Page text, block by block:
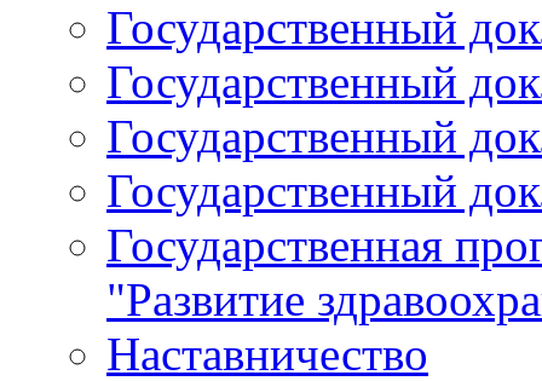
Государственный
Государственный
Государственный
Государственный
Государственная
"Развитие
Наставничество